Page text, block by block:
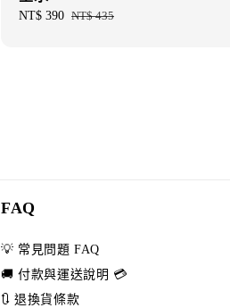
Sale
NT$ 390 Regular
NT$ 435
FAQ
💡 常見問題 FAQ
🚚 付款與運送說明 💳
🔃 退換貨條款